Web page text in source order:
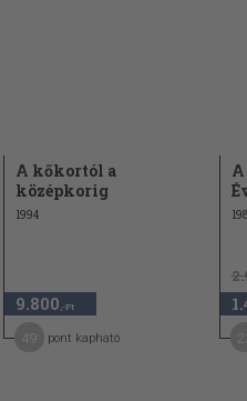
A kőkortól a
középkorig
1994
9.800 ,-Ft
pont kapható